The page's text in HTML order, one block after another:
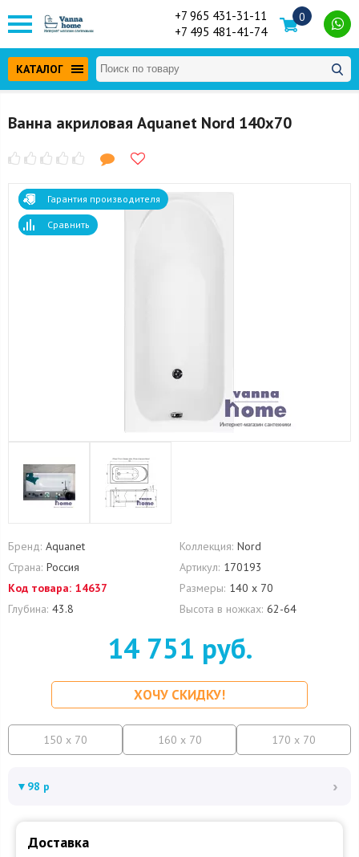
+7 965 431-31-11
+7 495 481-41-74
0
КАТАЛОГ
Ванна акриловая Aquanet Nord 140x70
Гарантия производителя
Сравнить
Бренд: Aquanet Коллекция: Nord
Страна: Россия Артикул: 170193
Код товара: 14637 Размеры: 140 х 70
Глубина: 43.8 Высота в ножках: 62-64
14 751 руб.
ХОЧУ СКИДКУ!
150 x 70 160 x 70 170 x 70
▼ 98 р ›
Доставка